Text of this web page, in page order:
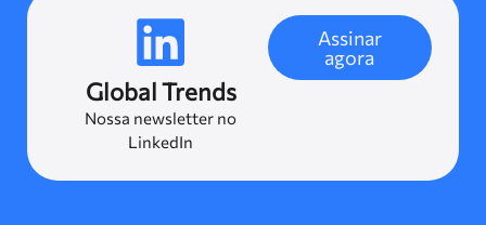
Global Trends
Nossa newsletter no
LinkedIn
Assinar
agora